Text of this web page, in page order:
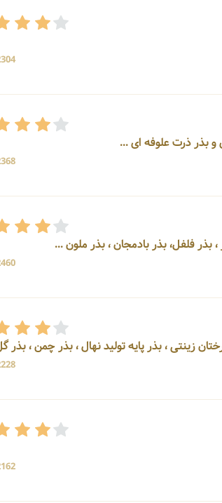
2304
2368
2460
زینتی ، بذر پایه تولید نهال ، بذر چمن ، بذر
2228
2162